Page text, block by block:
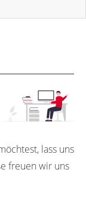
lass uns
freuen wir uns